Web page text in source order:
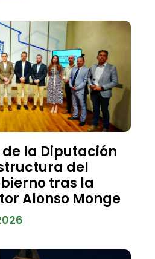
la Diputación
del
tras la
Alonso Monge